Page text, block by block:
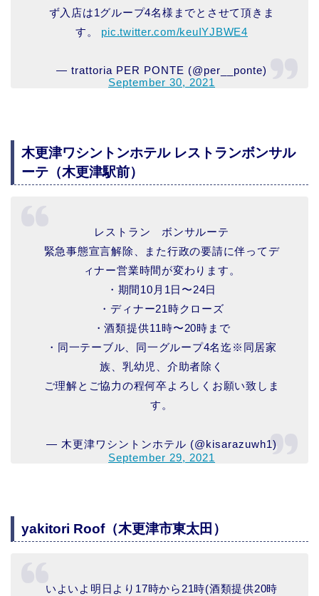
ず入店は1グループ4名様までとさせて頂きま
す。 pic.twitter.com/keuIYJBWE4
— trattoria PER PONTE (@per__ponte)
September 30, 2021
木更津ワシントンホテル レストランボンサル
ーテ（木更津駅前）
レストラン ボンサルーテ
緊急事態宣言解除、また行政の要請に伴ってデ
ィナー営業時間が変わります。
・期間10月1日〜24日
・ディナー21時クローズ
・酒類提供11時〜20時まで
・同一テーブル、同一グループ4名迄※同居家
族、乳幼児、介助者除く
ご理解とご協力の程何卒よろしくお願い致しま
す。
— 木更津ワシントンホテル (@kisarazuwh1)
September 29, 2021
yakitori Roof（木更津市東太田）
いよいよ明日より17時から21時(酒類提供20時